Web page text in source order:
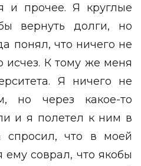
и прочее. Я круглые
вернуть долги, но
понял, что ничего не
исчез. К тому же меня
Я ничего не
но через какое-то
и я полетел к ним в
спросил, что в моей
соврал, что якобы